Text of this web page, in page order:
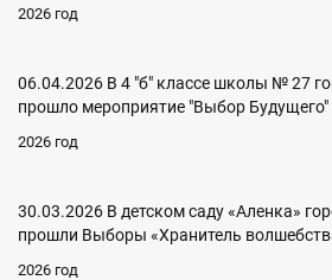
2026 год
06.04.2026 В 4 "б" классе школы № 27
прошло мероприятие "Выбор Будущего"
2026 год
30.03.2026 В детском саду «Аленка»
прошли Выборы «Хранитель
2026 год